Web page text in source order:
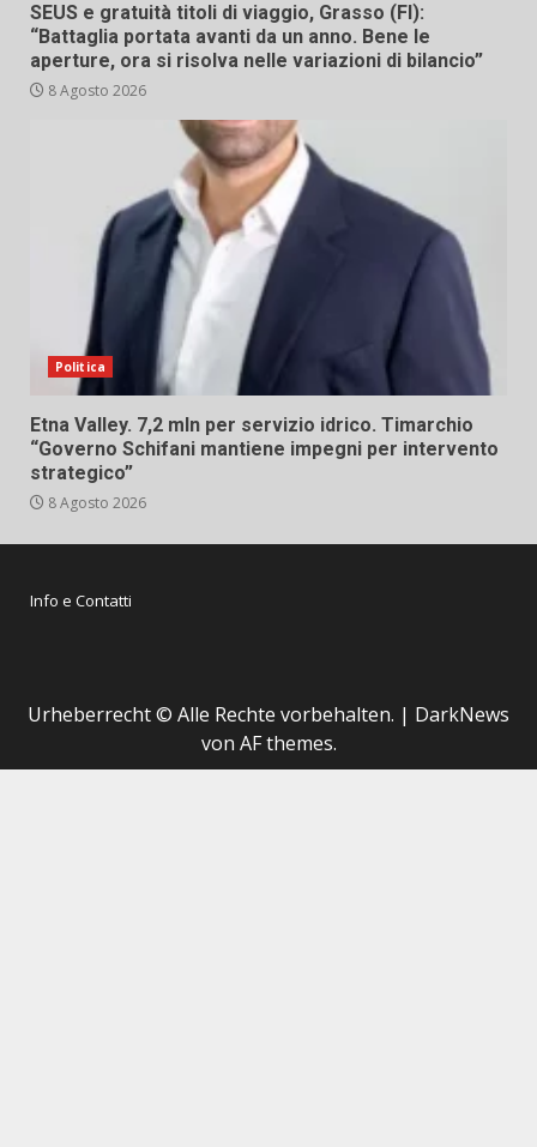
SEUS e gratuità titoli di viaggio, Grasso (FI):
“Battaglia portata avanti da un anno. Bene le
aperture, ora si risolva nelle variazioni di bilancio”
8 Agosto 2026
Politica
Etna Valley. 7,2 mln per servizio idrico. Timarchio
“Governo Schifani mantiene impegni per intervento
strategico”
8 Agosto 2026
Info e Contatti
Urheberrecht © Alle Rechte vorbehalten. | DarkNews
von AF themes.